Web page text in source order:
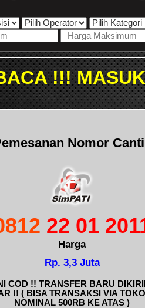
NOMOR
Nomor
22 01
Harga
Rp. 3,3 Juta
COD !! TRANSFER BARU
!! ( BISA TRANSAKSI VIA
NOMINAL 500RB KE ATAS )